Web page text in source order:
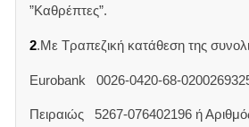
”Καθρέπτες”.
2.Με Τραπεζική κατάθεση της
Eurobank 0026-0420-68-
Πειραιώς 5267-076402196 ή